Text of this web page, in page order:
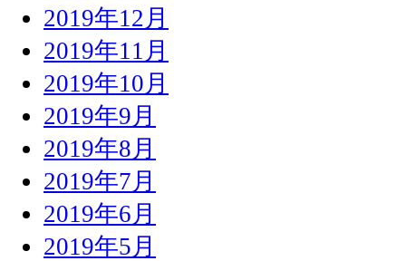
2019年12月
2019年11月
2019年10月
2019年9月
2019年8月
2019年7月
2019年6月
2019年5月